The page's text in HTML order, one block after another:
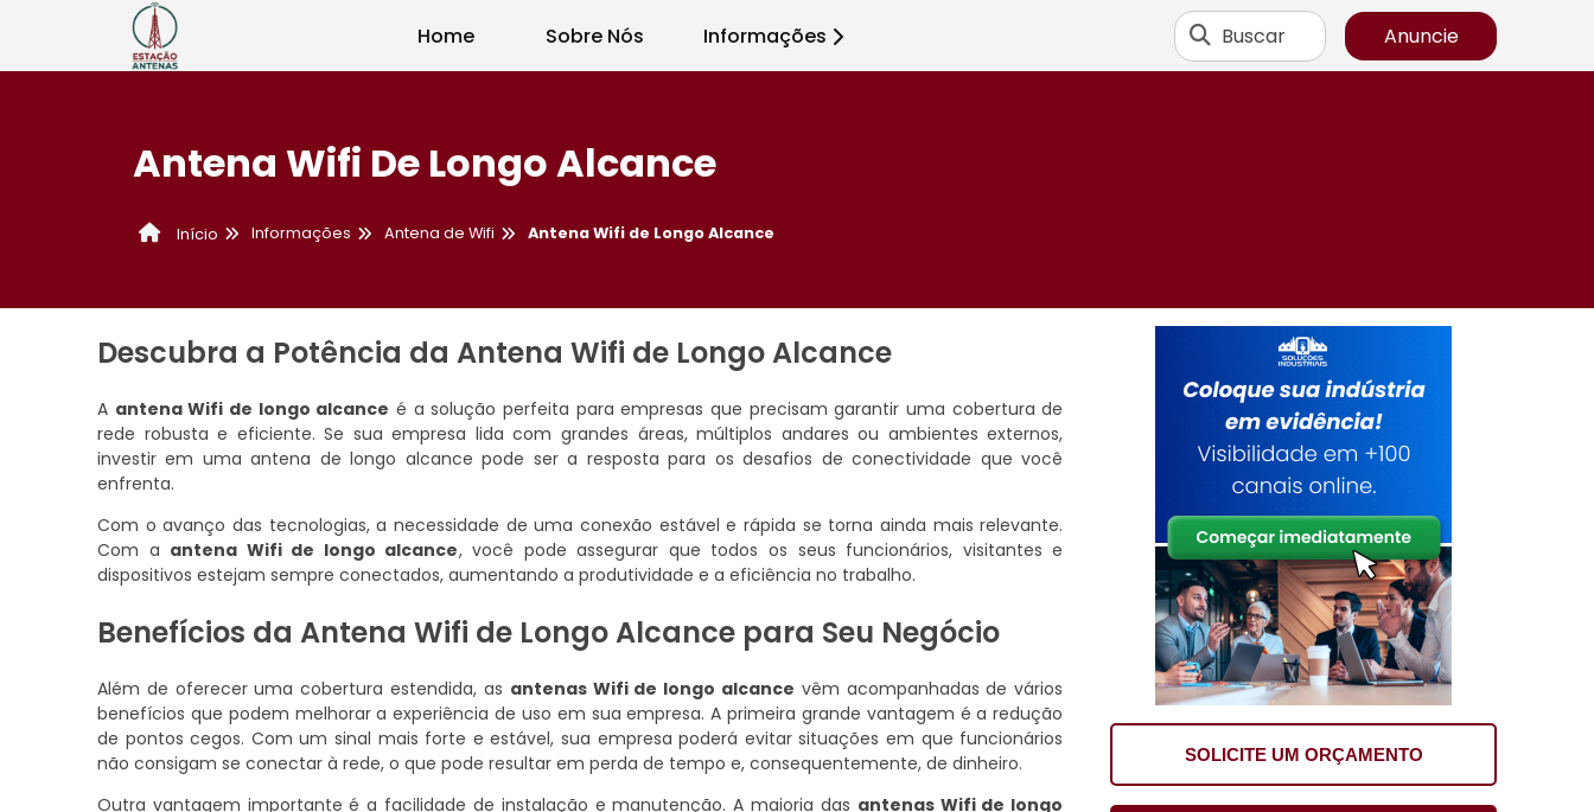
Home Sobre Nós Informações Buscar Anuncie
Antena Wifi De Longo Alcance
Início Informações Antena de Wifi Antena Wifi de Longo Alcance
Descubra a Potência da Antena Wifi de Longo Alcance
A antena Wifi de longo alcance é a solução perfeita para empresas que precisam garantir uma cobertura de
rede robusta e eficiente. Se sua empresa lida com grandes áreas, múltiplos andares ou ambientes externos,
investir em uma antena de longo alcance pode ser a resposta para os desafios de conectividade que você
enfrenta.
Com o avanço das tecnologias, a necessidade de uma conexão estável e rápida se torna ainda mais relevante.
Com a antena Wifi de longo alcance, você pode assegurar que todos os seus funcionários, visitantes e
dispositivos estejam sempre conectados, aumentando a produtividade e a eficiência no trabalho.
Benefícios da Antena Wifi de Longo Alcance para Seu Negócio
Além de oferecer uma cobertura estendida, as antenas Wifi de longo alcance vêm acompanhadas de vários
benefícios que podem melhorar a experiência de uso em sua empresa. A primeira grande vantagem é a redução
de pontos cegos. Com um sinal mais forte e estável, sua empresa poderá evitar situações em que funcionários
não consigam se conectar à rede, o que pode resultar em perda de tempo e, consequentemente, de dinheiro.
Outra vantagem importante é a facilidade de instalação e manutenção. A maioria das antenas Wifi de longo
SOLICITE UM ORÇAMENTO